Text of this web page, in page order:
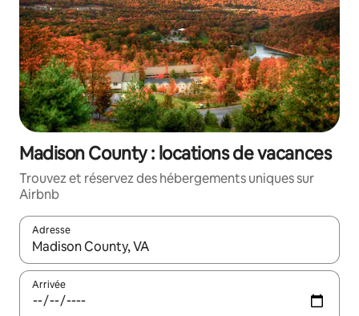
Madison County : locations de vacances
Trouvez et réservez des hébergements uniques sur
Airbnb
Adresse
Lorsque les résultats s'affichent, utilisez les flèches vers le
Arrivée